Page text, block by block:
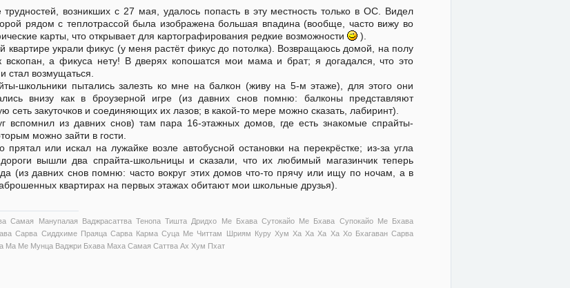
возникших с 27 мая, удалось попасть в эту местность только в ОС. Видел
рядом с теплотрассой была изображена большая впадина (вообще, часто вижу во
карты, что открывает для картографирования редкие возможности
).
квартире украли фикус (у меня растёт фикус до потолка). Возвращаюсь домой, на полу
вскопан, а фикуса нету! В дверях копошатся мои мама и брат; я догадался, что это
стал возмущаться.
школьники пытались залезть ко мне на балкон (живу на 5-м этаже), для этого они
внизу как в броузерной игре (из давних снов помню: балконы представляют
сеть закуточков и соединяющих их лазов; в какой-то мере можно сказать, лабиринт).
вспомнил из давних снов) там пара 16-этажных домов, где есть знакомые спрайты-
можно зайти в гости.
прятал или искал на лужайке возле автобусной остановки на перекрёстке; из-за угла
вышли два спрайта-школьницы и сказали, что их любимый магазинчик теперь
(из давних снов помню: часто вокруг этих домов что-то прячу или ищу по ночам, а в
квартирах на первых этажах обитают мои школьные друзья).
Самая Манупалая Ваджрасаттва Тенопа Тишта Дридхо Ме Бхава Сутокайо Ме Бхава Супокайо Ме Бхава
Сарва Сиддхиме Праяца Сарва Карма Суца Ме Читтам Шриям Куру Хум Ха Ха Ха Ха Хо Бхагаван Сарва
Ма Ме Мунца Ваджри Бхава Маха Самая Саттва Ах Хум Пхат